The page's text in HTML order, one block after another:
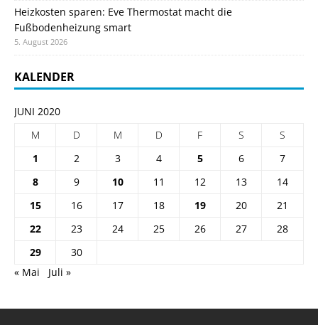
Heizkosten sparen: Eve Thermostat macht die
Fußbodenheizung smart
5. August 2026
KALENDER
JUNI 2020
M
D M D F S
S
1
2 3 4 5 6
7
8
9 10 11 12 13
14
15
16 17 18 19 20
21
22
23 24 25 26 27
28
29
30
« Mai
Juli »